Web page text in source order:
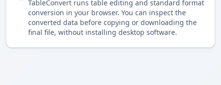
TableConvert runs table editing and standard format
conversion in your browser. You can inspect the
converted data before copying or downloading the
final file, without installing desktop software.